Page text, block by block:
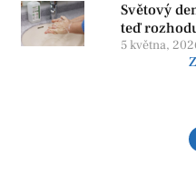
Světový
teď
rukou
5 května,